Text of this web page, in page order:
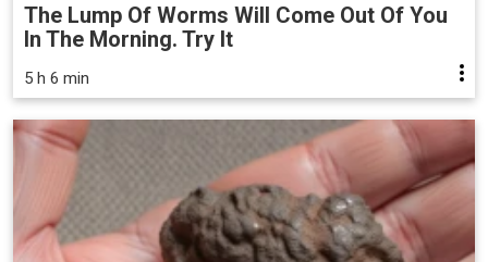
The Lump Of Worms Will Come Out Of You
In The Morning. Try It
5 h 6 min